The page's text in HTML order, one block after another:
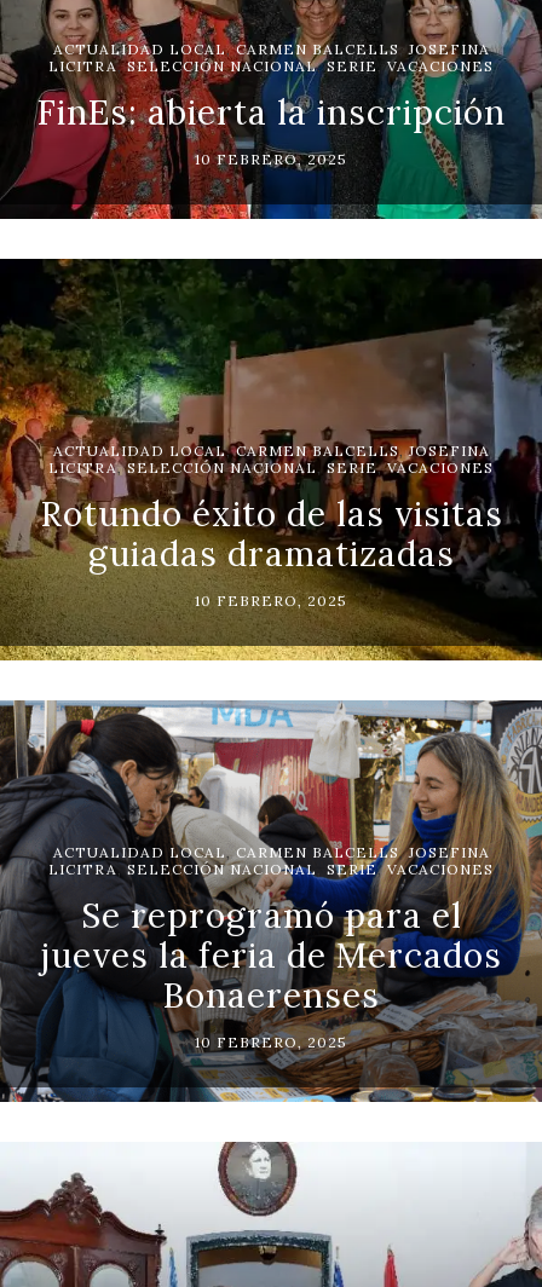
ACTUALIDAD LOCAL,CARMEN BALCELLS ,JOSEFINA
LICITRA,SELECCIÓN NACIONAL,SERIE ,VACACIONES
FinEs: abierta la inscripción
10 FEBRERO, 2025
ACTUALIDAD LOCAL,CARMEN BALCELLS,JOSEFINA
LICITRA,SELECCIÓN NACIONAL SERIE,VACACIONES
Rotundo éxito de las visitas
guiadas dramatizadas
10 FEBRERO, 2025
ACTUALIDAD LOCAL, CARMEN BALCELLS,JOSEFINA
LICITRA,SELECCIÓN NACIONAL SERIE,VACACIONES
Se reprogramó para el
jueves la feria de Mercados
Bonaerenses
10 FEBRERO, 2025